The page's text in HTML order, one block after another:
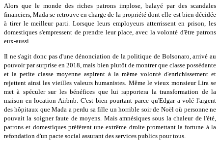
Alors que le monde des riches patrons implose, balayé par des scandales
financiers, Mada se retrouve en charge de la propriété dont elle est bien décidée
à tirer le meilleur parti. Lorsque leurs employeurs atterrissent en prison, les
domestiques s'empressent de prendre leur place, avec la volonté d'être patrons
eux-aussi.
Il ne s'agit donc pas d'une dénonciation de la politique de Bolsonaro, arrivé au
pouvoir par surprise en 2018, mais bien plutôt de montrer que classe possédante
et la petite classe moyenne aspirent à la même volonté d'enrichissement et
rejettent ainsi les vieilles valeurs humanistes. Même le vieux monsieur Lira se
met à spéculer sur les bénéfices que lui rapportera la transformation de la
maison en location Airbnb. C'est bien pourtant parce qu'Edgar a volé l'argent
des hôpitaux que Mada a perdu sa fille un horrible soir de Noël où personne ne
pouvait la soigner faute de moyens. Mais amnésiques sous la chaleur de l'été,
patrons et domestiques préfèrent une extrême droite promettant la fortune à la
refondation d'un pacte social assurant des services publics pour tous.